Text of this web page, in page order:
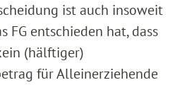
ist auch insoweit
FG entschieden hat, dass
(hälftiger)
für Alleinerziehende